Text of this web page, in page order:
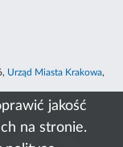
jakość
na stronie.
Urząd Miasta Krakowa,